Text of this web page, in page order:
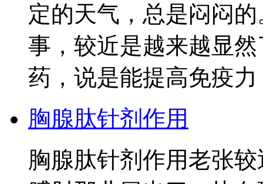
定的天气，总是闷闷
事，较近是越来越显
药，说是能提高免疫力
胸腺肽针剂作用
胸腺肽针剂作用老张